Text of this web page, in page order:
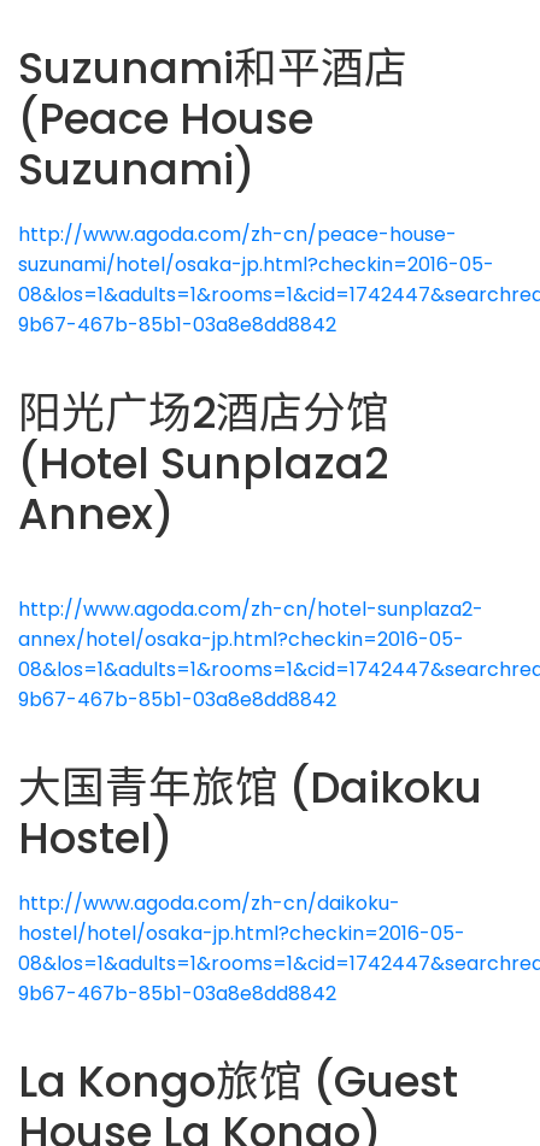
Suzunami和平酒店
(Peace House
Suzunami)
http://www.agoda.com/zh-cn/peace-house-
suzunami/hotel/osaka-jp.html?checkin=2016-05-
9b67-467b-85b1-03a8e8dd8842
阳光广场2酒店分馆
(Hotel Sunplaza2
Annex)
http://www.agoda.com/zh-cn/hotel-sunplaza2-
annex/hotel/osaka-jp.html?checkin=2016-05-
9b67-467b-85b1-03a8e8dd8842
大国青年旅馆 (Daikoku
Hostel)
http://www.agoda.com/zh-cn/daikoku-
hostel/hotel/osaka-jp.html?checkin=2016-05-
9b67-467b-85b1-03a8e8dd8842
La Kongo旅馆 (Guest
House La Kongo)